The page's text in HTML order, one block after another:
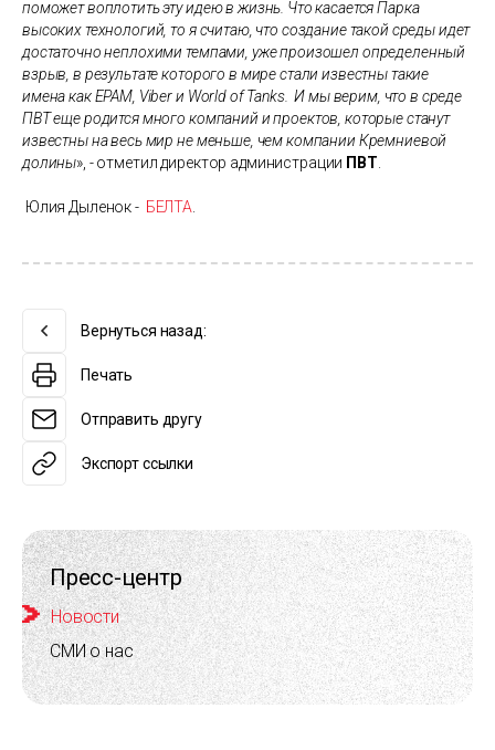
Пресс-центр
Новости
СМИ о нас
поможет воплотить эту идею в жизнь. Что касается Парка
высоких технологий, то я считаю, что создание такой среды идет
достаточно неплохими темпами, уже произошел определенный
взрыв, в результате которого в мире стали известны такие
имена как EPAM, Viber и World of Tanks. И мы верим, что в среде
ПВТ еще родится много компаний и проектов, которые станут
известны на весь мир не меньше, чем компании Кремниевой
долины» , - отметил директор администрации ПВТ
Юлия Дыленок - БЕЛТА
Вернуться назад:
Печать
Отправить другу
Экспорт ссылки